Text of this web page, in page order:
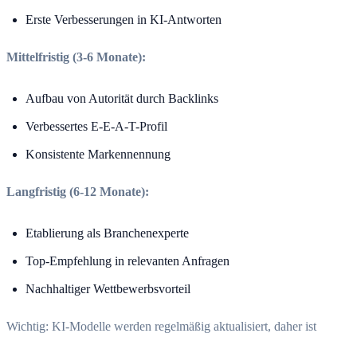
Erste Verbesserungen in KI-Antworten
Mittelfristig (3-6 Monate):
Aufbau von Autorität durch Backlinks
Verbessertes E-E-A-T-Profil
Konsistente Markennennung
Langfristig (6-12 Monate):
Etablierung als Branchenexperte
Top-Empfehlung in relevanten Anfragen
Nachhaltiger Wettbewerbsvorteil
Wichtig: KI-Modelle werden regelmäßig aktualisiert, daher ist